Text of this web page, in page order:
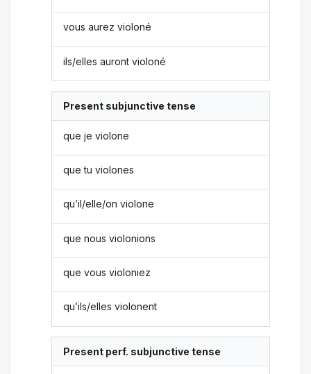
vous aurez violoné
ils/elles auront violoné
Present subjunctive tense
que je violone
que tu violones
qu’il/elle/on violone
que nous violonions
que vous violoniez
qu’ils/elles violonent
Present perf. subjunctive tense